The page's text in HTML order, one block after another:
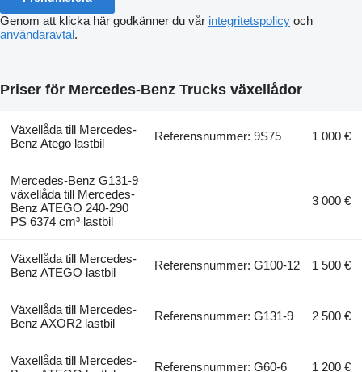
Genom att klicka här godkänner du vår integritetspolicy och
användaravtal.
Priser för Mercedes-Benz Trucks växellådor
Växellåda till Mercedes-
Benz Atego lastbil
Referensnummer: 9S75 1 000 €
Mercedes-Benz G131-9
växellåda till Mercedes-
Benz ATEGO 240-290
PS 6374 cm³ lastbil
3 000 €
Växellåda till Mercedes-
Benz ATEGO lastbil
Referensnummer: G100-12 1 500 €
Växellåda till Mercedes-
Benz AXOR2 lastbil
Referensnummer: G131-9 2 500 €
Växellåda till Mercedes-
Referensnummer: G60-6 1 200 €